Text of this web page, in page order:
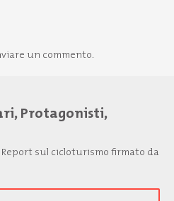
un commento.
Protagonisti,
sul cicloturismo firmato da